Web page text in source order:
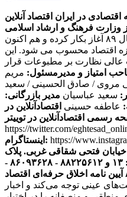
اقتصادی در ایران اقتصاد آنلاین
مجوز به شماره ۷۴۳۳۴ از وزارت فرهنگ و ارشاد اسلامی
این پایگاه خبری از سال ۸۹ آغاز بکار کرده و هم اکنون
اقتصاد محسوب می شود. این
عالی نظارت بر مطبوعات قرار
امتیاز و مدیرمسئول: مریم
مروی / صادق الحسینی / سعید
سعید عباسیان مدیر بازرگانی:
عاطفه حسینی اقتصادآنلاین در
https://twitter.com/
اینستاگرام: https://
فتحی شقاقی غربی. پلاک
تلفن دفتر مرکزی: ۱۳ و ۸۸۲۲۵۶۱۲ - ۸۶۰۹۳۶۲۸ -
آیین نامه اخلاق حرفه‌ای اقتصاد
عینی توجه می‌کند و اخبار